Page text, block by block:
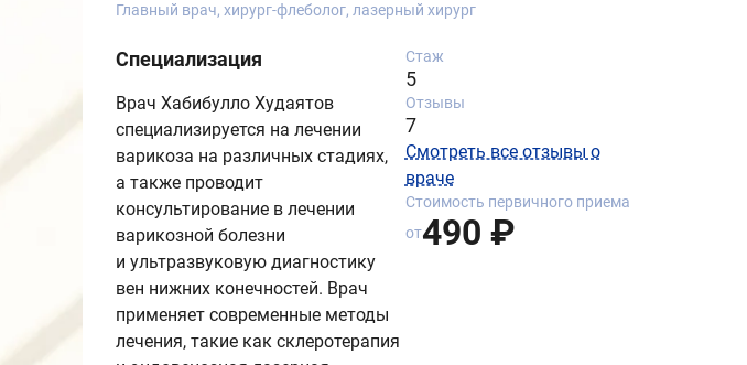
Главный врач, хирург-флеболог, лазерный хирург
Специализация
Врач Хабибулло Худаятов
специализируется на лечении
варикоза на различных стадиях,
а также проводит
консультирование в лечении
варикозной болезни
и ультразвуковую диагностику
вен нижних конечностей. Врач
применяет современные методы
лечения, такие как склеротерапия
Стаж
5
Отзывы
7
Смотреть все отзывы о
враче
Стоимость первичного приема
от490 ₽